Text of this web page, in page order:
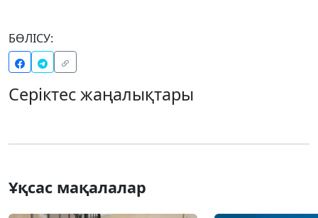
БӨЛІСУ:
Серіктес жаңалықтары
Ұқсас мақалалар